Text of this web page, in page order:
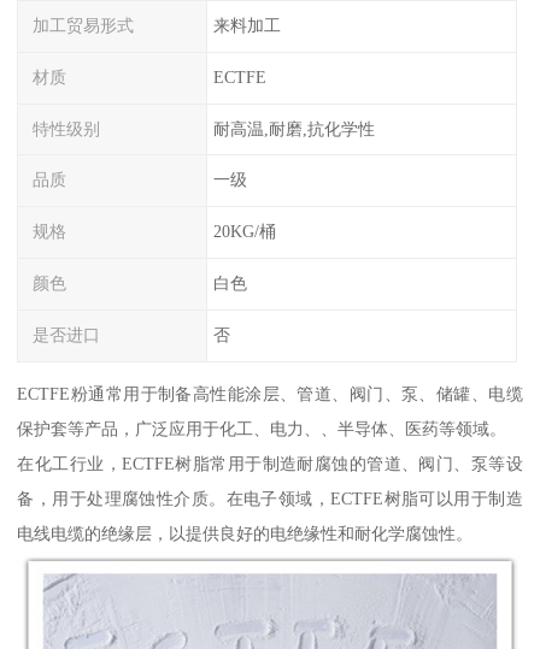
加工贸易形式 来料加工
材质 ECTFE
特性级别 耐高温,耐磨,抗化学性
品质 一级
规格 20KG/桶
颜色 白色
是否进口 否
ECTFE粉通常用于制备高性能涂层、管道、阀门、泵、储罐、电缆
保护套等产品，广泛应用于化工、电力、、半导体、医药等领域。
在化工行业，ECTFE树脂常用于制造耐腐蚀的管道、阀门、泵等设
备，用于处理腐蚀性介质。在电子领域，ECTFE树脂可以用于制造
电线电缆的绝缘层，以提供良好的电绝缘性和耐化学腐蚀性。